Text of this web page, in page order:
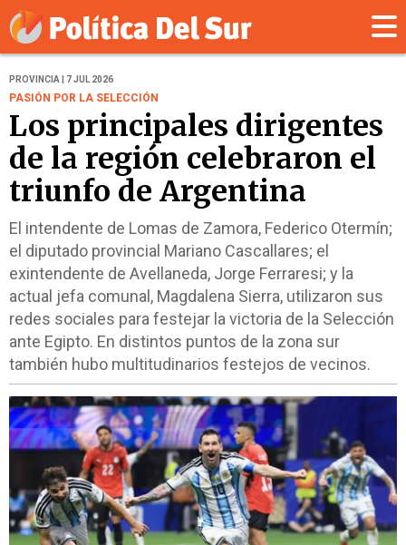
PROVINCIA | 7 JUL 2026
PASIÓN POR LA SELECCIÓN
Los principales dirigentes
de la región celebraron el
triunfo de Argentina
El intendente de Lomas de Zamora, Federico Otermín;
el diputado provincial Mariano Cascallares; el
exintendente de Avellaneda, Jorge Ferraresi; y la
actual jefa comunal, Magdalena Sierra, utilizaron sus
redes sociales para festejar la victoria de la Selección
ante Egipto. En distintos puntos de la zona sur
también hubo multitudinarios festejos de vecinos.